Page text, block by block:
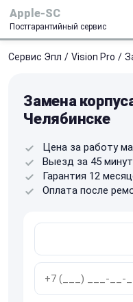
Apple-SC
Постгарантийный сервис
Сервис Эпл / Vision Pro /
Замена
Челябинске
Цена за работу
Выезд за 45
Гарантия 12
Оплата после